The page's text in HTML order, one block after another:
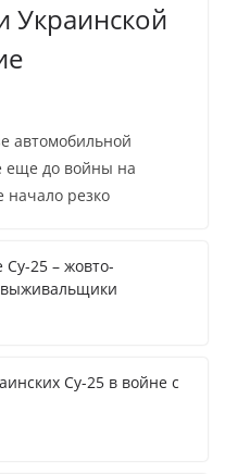
Украинской
автомобильной
еще до войны на
начало резко
Су-25 – жовто-
Су-25 в войне с